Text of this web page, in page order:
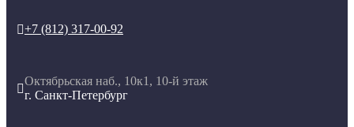
+7 (812) 317-00-92

Октябрьская наб., 10к1, 10-й этаж
г. Санкт-Петербург